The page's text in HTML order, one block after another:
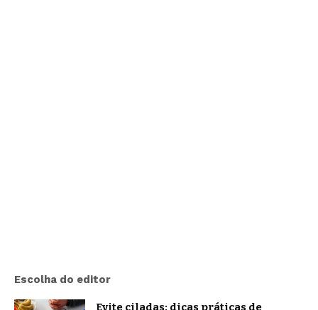
Escolha do editor
Evite ciladas: dicas práticas de